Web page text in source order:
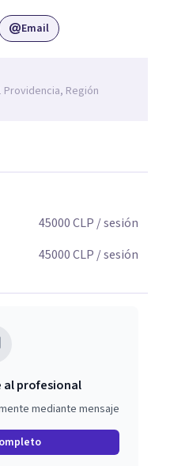
Puedes
sesión
Email
Providencia, Región
45000CLP / sesión
45000CLP / sesión
al profesional
mediante mensaje